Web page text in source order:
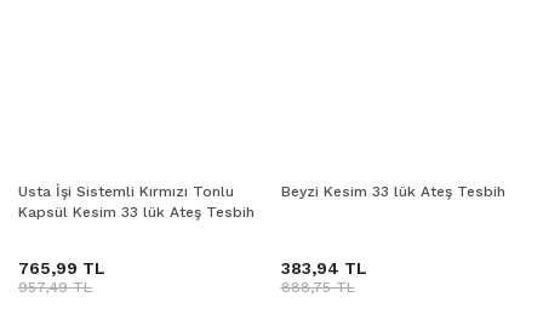
Usta İşi Sistemli Kırmızı Tonlu
Kapsül Kesim 33 lük Ateş Tesbih
765,99 TL
957,49 TL
Beyzi Kesim 33 lük Ateş Tesbih
383,94 TL
888,75 TL